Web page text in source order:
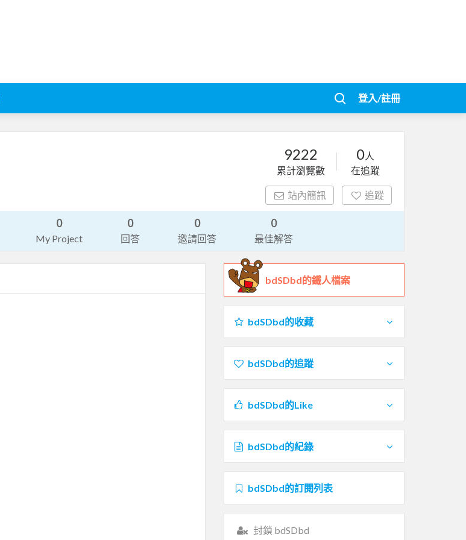
登入/註冊
9222
累計瀏覽數
0人
在追蹤
站內簡訊 追蹤
0
My Project
0
回答
0
邀請回答
0
最佳解答
bdSDbd的鐵人檔案
bdSDbd的收藏
bdSDbd的追蹤
bdSDbd的Like
bdSDbd的紀錄
bdSDbd的訂閱列表
封鎖 bdSDbd